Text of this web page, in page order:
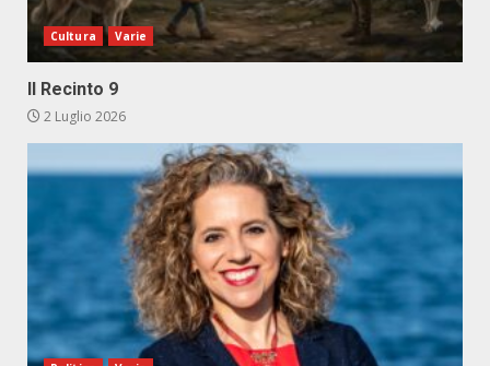
Cultura Varie
Il Recinto 9
2 Luglio 2026